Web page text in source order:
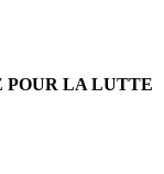
POUR LA LUTTE